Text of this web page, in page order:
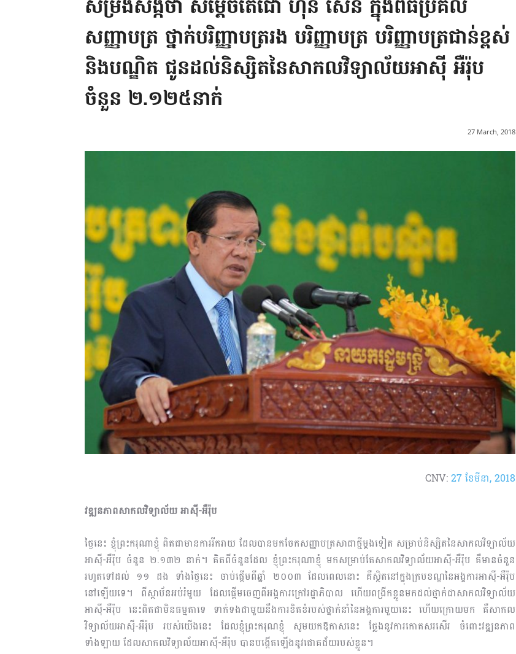
ភាព​
ព័ត៌មាន​
និង
ប្រតិកម្ម
សម្រង់សង្កថា សម្តេចតេជោ ហ៊ុន សែន ក្នុងពិធីប្រគល់
សញ្ញាបត្រ ថ្នាក់បរិញ្ញាបត្ររង បរិញ្ញាបត្រ បរិញ្ញាបត្រជាន់ខ្ពស់
និងបណ្ឌិត ជូនដល់និស្សិតនៃសាកលវិទ្យាល័យអាស៊ី អឺរ៉ុប
ចំនួន ២.១២៥នាក់
27 March, 2018
CNV:27 ខែ​មីនា, 2018
វឌ្ឍនភាពសាកលវិទ្យាល័យ អាស៊ី-អឺរ៉ុប
ថ្ងៃនេះ ខ្ញុំព្រះករុណាខ្ញុំ ពិតជាមានការរីករាយ ដែលបានមកចែកសញ្ញាបត្រសាជាថ្មីម្ដងទៀត សម្រាប់និស្សិតនៃសាកលវិទ្យាល័យ
អាស៊ី-អឺរ៉ុប ចំនួន ២.១៣២ នាក់។ គិតពីចំនួនដែល ខ្ញុំព្រះករុណាខ្ញុំ មកសម្រាប់តែសាកលវិទ្យាល័យអាស៊ី-អឺរ៉ុប គឺមានចំនួន
រហូតទៅដល់ ១១ ដង ទាំងថ្ងៃនេះ ចាប់ផ្ដើមពីឆ្នាំ ២០០៣ ដែលពេលនោះ គឺស្ថិតនៅក្នុងក្របខណ្ឌនៃអង្គការអាស៊ី-អឺរ៉ុប
នៅឡើយទេ។ ពីស្ថាប័នអប់រំមួយ ដែលផ្ដើមចេញពីអង្គការក្រៅរដ្ឋាភិបាល ហើយពង្រីកខ្លួនមកដល់ថ្នាក់ជាសាកលវិទ្យាល័យ
អាស៊ី-អឺរ៉ុប នេះពិតជាមិនធម្មតាទេ ទាក់ទងជាមួយនឹងការខិតខំរបស់ថ្នាក់នាំនៃអង្គការមួយនេះ ហើយក្រោយមក គឺសាកល
វិទ្យាល័យអាស៊ី-អឺរ៉ុប របស់យើងនេះ ដែលខ្ញុំព្រះករុណខ្ញុំ សូមយកឱកាសនេះ ថ្លែងនូវការកោតសរសើរ ចំពោះវឌ្ឍនភាព
ទាំងឡាយ ដែលសាកលវិទ្យាល័យអាស៊ី-អឺរ៉ុប បានបង្កើតឡើងនូវជោគជ័យរបស់ខ្លួន។